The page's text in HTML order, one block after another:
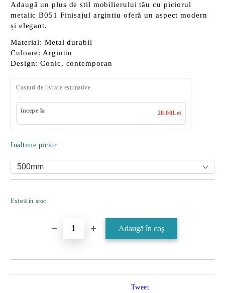
Adaugă un plus de stil mobilierului tău cu piciorul
metalic B051 Finisajul argintiu oferă un aspect modern
și elegant.
Material: Metal durabil
Culoare: Argintiu
Design: Conic, contemporan
Costuri de livrare estimative
începe la 28.00Lei
Inaltime picior:
Există în stoc
Tweet